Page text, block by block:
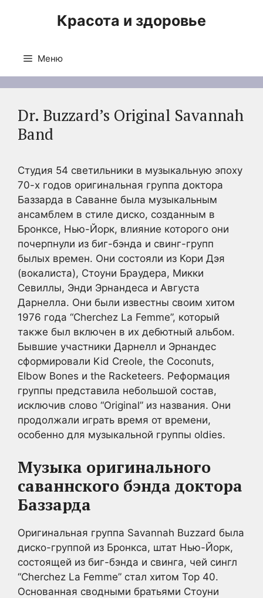
Красота и здоровье
Меню
Dr. Buzzard’s Original Savannah
Band
Студия 54 светильники в музыкальную эпоху
70-х годов оригинальная группа доктора
Баззарда в Саванне была музыкальным
ансамблем в стиле диско, созданным в
Бронксе, Нью-Йорк, влияние которого они
почерпнули из биг-бэнда и свинг-групп
былых времен. Они состояли из Кори Дэя
(вокалиста), Стоуни Браудера, Микки
Севиллы, Энди Эрнандеса и Августа
Дарнелла. Они были известны своим хитом
1976 года “Cherchez La Femme”, который
также был включен в их дебютный альбом.
Бывшие участники Дарнелл и Эрнандес
сформировали Kid Creole, the Coconuts,
Elbow Bones и the Racketeers. Реформация
группы представила небольшой состав,
исключив слово “Original” из названия. Они
продолжали играть время от времени,
особенно для музыкальной группы oldies.
Музыка оригинального
саваннского бэнда доктора
Баззарда
Оригинальная группа Savannah Buzzard была
диско-группой из Бронкса, штат Нью-Йорк,
состоящей из биг-бэнда и свинга, чей сингл
“Cherchez La Femme” стал хитом Top 40.
Основанная сводными братьями Стоуни